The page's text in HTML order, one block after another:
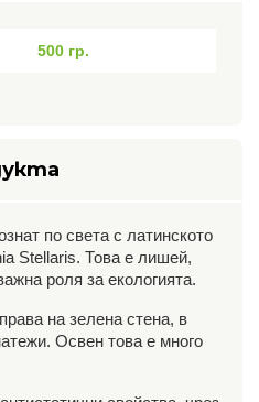
500 гр.
по света с латинското
Stellaris. Това е лишей,
роля за екологията.
на зелена стена, в
Освен това е много